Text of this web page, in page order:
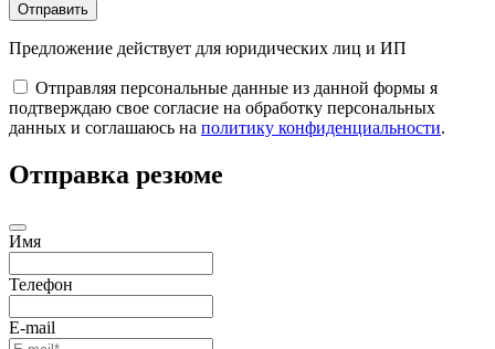
Отправить
Предложение действует для юридических лиц и ИП
Отправляя персональные данные из данной формы я
подтверждаю свое согласие на обработку персональных
данных и соглашаюсь на политику конфиденциальности.
Отправка резюме
Имя
Телефон
E-mail